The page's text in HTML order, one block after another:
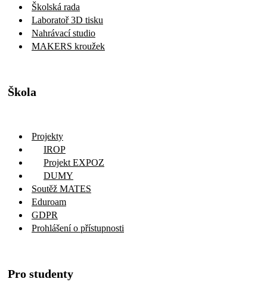
Školská rada
Laboratoř 3D tisku
Nahrávací studio
MAKERS kroužek
Škola
Projekty
IROP
Projekt EXPOZ
DUMY
Soutěž MATES
Eduroam
GDPR
Prohlášení o přístupnosti
Pro studenty